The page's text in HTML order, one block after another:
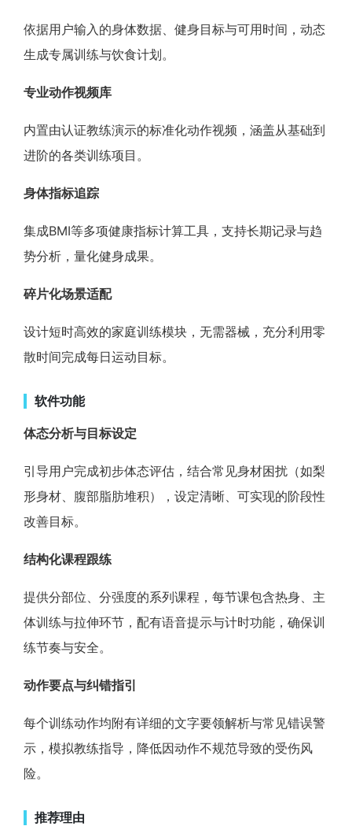
依据用户输入的身体数据、健身目标与可用时间，动态
生成专属训练与饮食计划。
专业动作视频库
内置由认证教练演示的标准化动作视频，涵盖从基础到
进阶的各类训练项目。
身体指标追踪
集成BMI等多项健康指标计算工具，支持长期记录与趋
势分析，量化健身成果。
碎片化场景适配
设计短时高效的家庭训练模块，无需器械，充分利用零
散时间完成每日运动目标。
软件功能
体态分析与目标设定
引导用户完成初步体态评估，结合常见身材困扰（如梨
形身材、腹部脂肪堆积），设定清晰、可实现的阶段性
改善目标。
结构化课程跟练
提供分部位、分强度的系列课程，每节课包含热身、主
体训练与拉伸环节，配有语音提示与计时功能，确保训
练节奏与安全。
动作要点与纠错指引
每个训练动作均附有详细的文字要领解析与常见错误警
示，模拟教练指导，降低因动作不规范导致的受伤风
险。
推荐理由